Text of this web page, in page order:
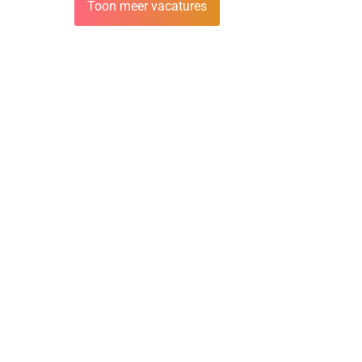
Toon meer vacatures